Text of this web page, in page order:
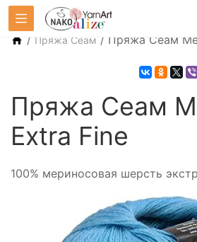
/ Пряжа Сеам / Пряжа Сеам
Пряжа Сеам
Extra Fine
100% мериносовая шерсть